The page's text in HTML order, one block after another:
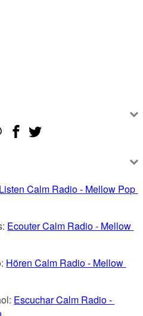
Listen Calm Radio - Mellow Pop
Ecouter Calm Radio - Mellow
Hören Calm Radio - Mellow
Escuchar Calm Radio -